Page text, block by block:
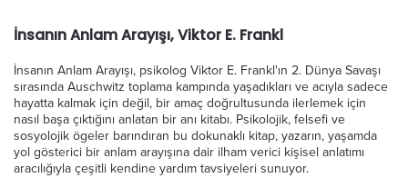
İnsanın Anlam Arayışı, Viktor E. Frankl
İnsanın Anlam Arayışı, psikolog Viktor E. Frankl'ın 2. Dünya Savaşı
sırasında Auschwitz toplama kampında yaşadıkları ve acıyla sadece
hayatta kalmak için değil, bir amaç doğrultusunda ilerlemek için
nasıl başa çıktığını anlatan bir anı kitabı. Psikolojik, felsefi ve
sosyolojik ögeler barındıran bu dokunaklı kitap, yazarın, yaşamda
yol gösterici bir anlam arayışına dair ilham verici kişisel anlatımı
aracılığıyla çeşitli kendine yardım tavsiyeleri sunuyor.